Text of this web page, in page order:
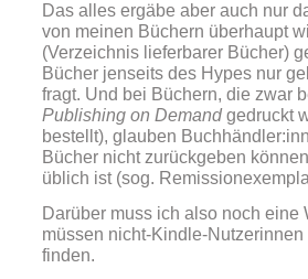
Das alles ergäbe aber auch nur
von meinen Büchern überhaupt
(Verzeichnis lieferbarer Bücher)
Bücher jenseits des Hypes nur
fragt. Und bei Büchern, die zwar
Publishing on Demandgedruckt
bestellt), glauben
Bücher nicht zurückgeben
üblich ist (sog.
Darüber muss ich also noch
müssen nicht-Kindle-
finden.